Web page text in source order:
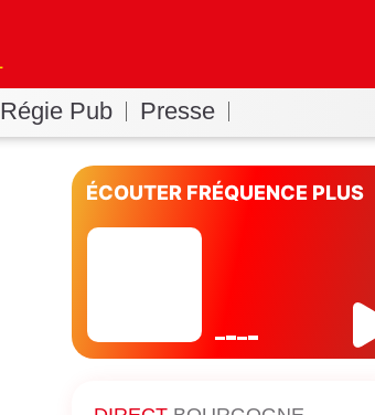
Régie Pub Presse
ÉCOUTER FRÉQUENCE PLUS